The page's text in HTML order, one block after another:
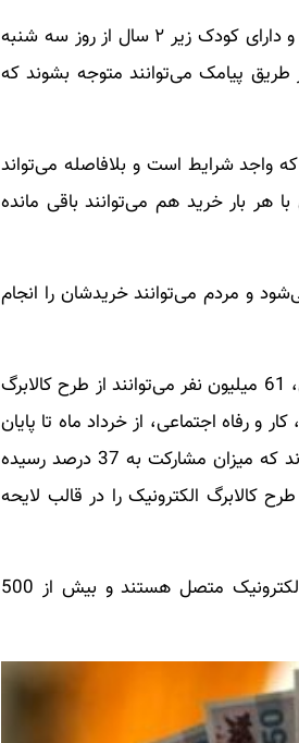
بنابر اظهارات عسگریان پیامک‌های طرح حمایت و امنیت غذایی مادران شیرده و دارای کودک زیر ۲ سال از روز سه شنبه
پیامک می‌توانند متوجه بشوند که
واجد شرایط است و بلافاصله می‌تواند
هر بار خرید هم می‌توانند باقی مانده
و مردم می‌توانند خریدشان را انجام
براساس اعلام وزارت تعاون، کار و رفاه اجتماعی، با شامل شدن 7 دهک درآمدی، 61 میلیون نفر می‌توانند از طرح کالابرگ
و رفاه اجتماعی، از خرداد ماه تا پایان
آذر ماه امسال، 23 میلیون نفر از این تعداد تاکنون از این طرح استقبال کرده‌اند که میزان مشارکت به 37 درصد رسیده
غذایی در 7 دهک اول درآمدی، طرح کالابرگ الکترونیک را در قالب لایحه
در حال حاضر بیش از 200 هزار فروشگاه با فناوری نوین به طرح کالابرگ الکترونیک متصل هستند و بیش از 500